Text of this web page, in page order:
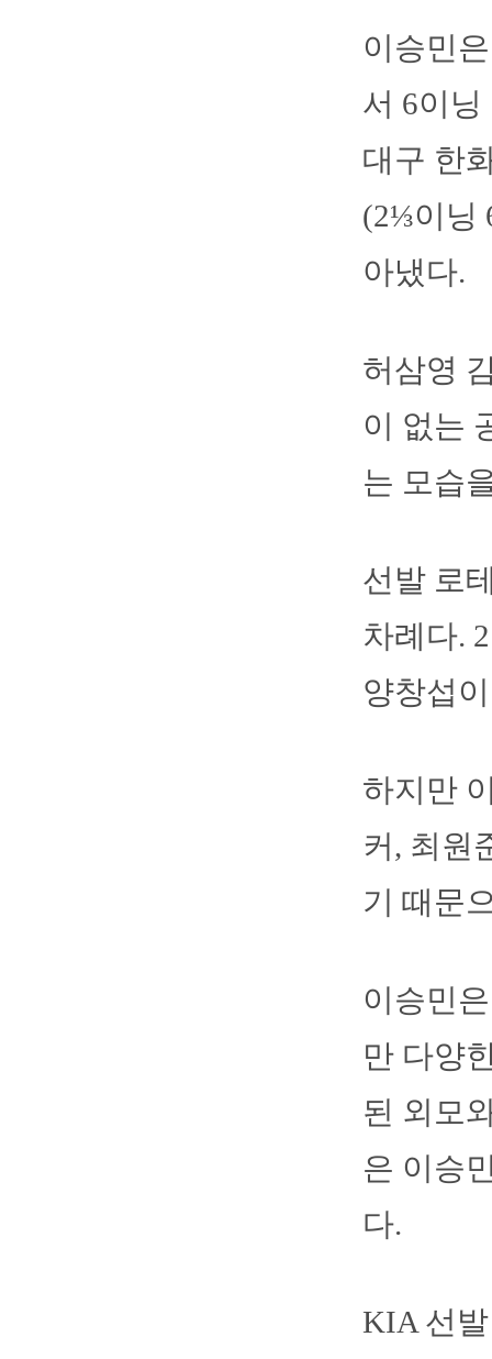
이승민
서 6이
대구 한
(2⅓이닝
아냈다.
허삼영
이 없는
는 모습
선발 로
차례다.
양창섭
하지만
커, 최원
기 때문
이승민
만 다양
된 외모
은 이승
다.
KIA 선